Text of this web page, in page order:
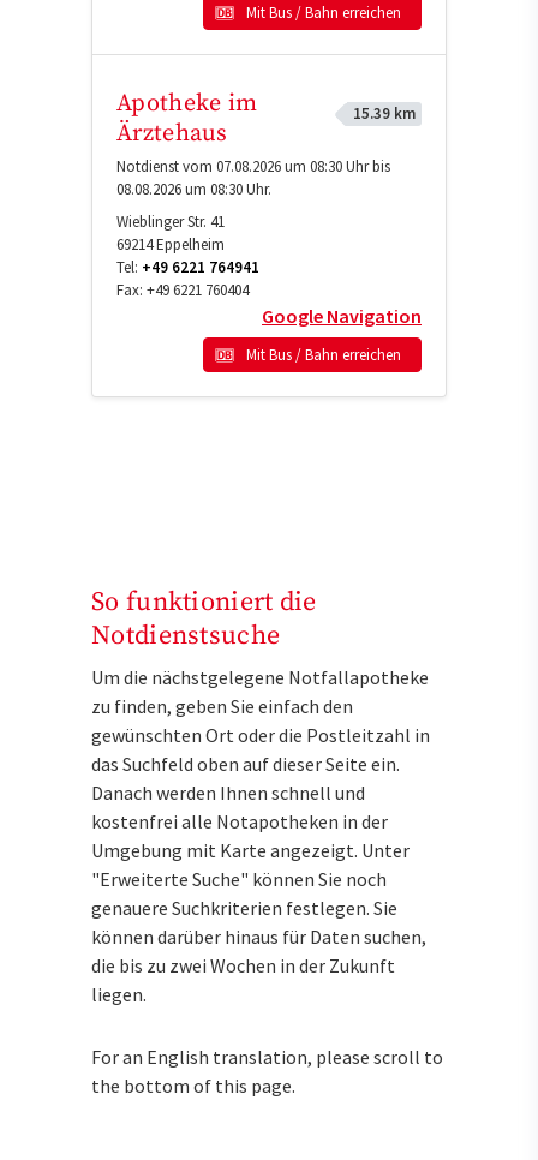
Mit Bus / Bahn erreichen
Apotheke im
Ärztehaus
15.39 km
Notdienst vom 07.08.2026 um 08:30 Uhr bis
08.08.2026 um 08:30 Uhr.
Wieblinger Str. 41
69214Eppelheim
Tel: +49 6221 764941
Fax: +49 6221 760404
Google Navigation
Mit Bus / Bahn erreichen
So funktioniert die
Notdienstsuche
Um die nächstgelegene Notfallapotheke
zu finden, geben Sie einfach den
gewünschten Ort oder die Postleitzahl in
das Suchfeld oben auf dieser Seite ein.
Danach werden Ihnen schnell und
kostenfrei alle Notapotheken in der
Umgebung mit Karte angezeigt. Unter
"Erweiterte Suche" können Sie noch
genauere Suchkriterien festlegen. Sie
können darüber hinaus für Daten suchen,
die bis zu zwei Wochen in der Zukunft
liegen.
For an English translation, please scroll to
the bottom of this page.